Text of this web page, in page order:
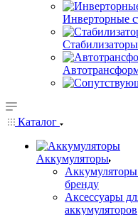
Инверторные
Каталог
Аккумуляторы
бренду
Аксессуары
аккумуляторов